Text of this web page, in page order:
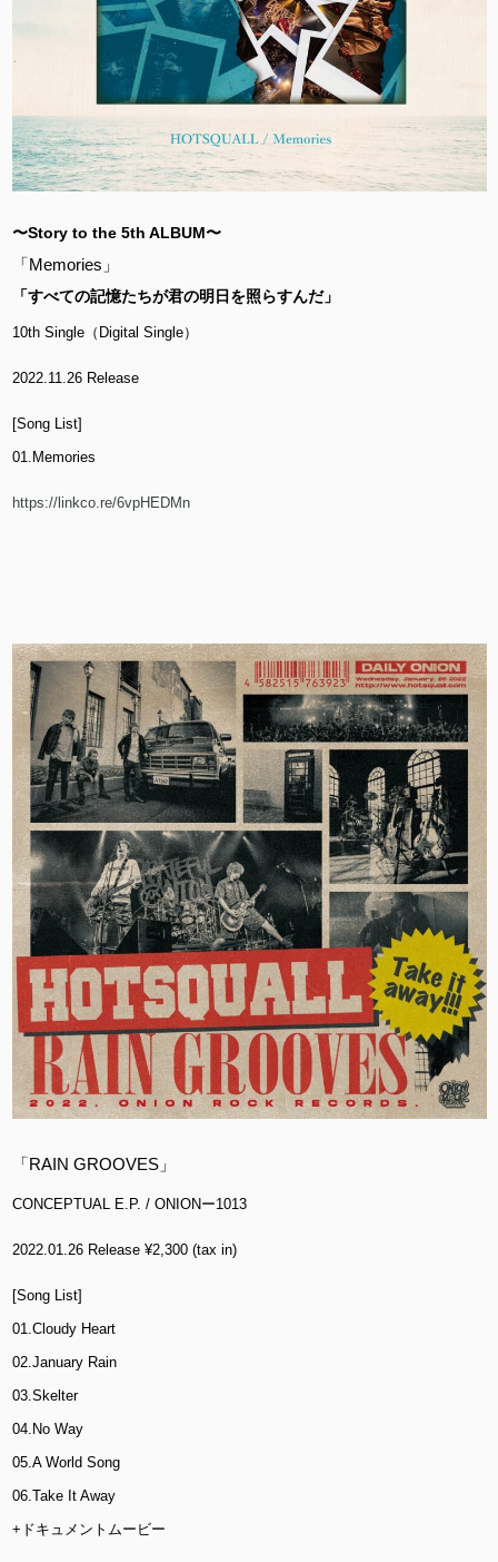
〜Story to the 5th ALBUM〜
「Memories」
「すべての記憶たちが君の明日を照らすんだ」
10th Single（Digital Single）
2022.11.26 Release
[Song List]
01.Memories
https://linkco.re/6vpHEDMn
「RAIN GROOVES」
CONCEPTUAL E.P. / ONIONー1013
2022.01.26 Release ¥2,300 (tax in)
[Song List]
01.Cloudy Heart
02.January Rain
03.Skelter
04.No Way
05.A World Song
06.Take It Away
+ドキュメントムービー